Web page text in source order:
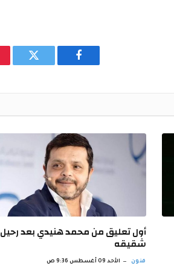
فيسبوك تويتر
أول تعليق من محمد هنيدي بعد رحيل
شقيقه
فنون الأحد 09 أغسطس 9:36 ص